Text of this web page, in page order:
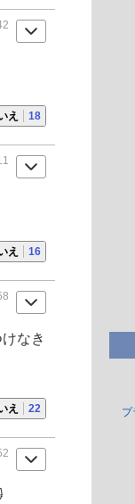
え 18
え 16
なき
え 22
プ